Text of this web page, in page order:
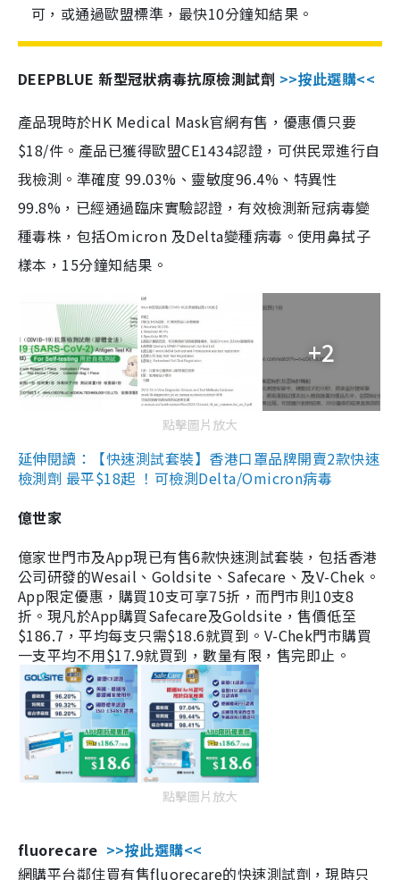
可，或通過歐盟標準，最快10分鐘知結果。
DEEPBLUE 新型冠狀病毒抗原檢測試劑 >>按此選購<<
產品現時於HK Medical Mask官網有售，優惠價只要
$18/件。產品已獲得歐盟CE1434認證，可供民眾進行自
我檢測。準確度 99.03%、靈敏度96.4%、特異性
99.8%，已經通過臨床實驗認證，有效檢測新冠病毒變
種毒株，包括Omicron 及Delta變種病毒。使用鼻拭子
樣本，15分鐘知結果。
+2
點擊圖片放大
延伸閱讀：【快速測試套裝】香港口罩品牌開賣2款快速
檢測劑 最平$18起 ！可檢測Delta/Omicron病毒
億世家
億家世門市及App現已有售6款快速測試套裝，包括香港
公司研發的Wesail、Goldsite、Safecare、及V-Chek。
App限定優惠，購買10支可享75折，而門市則10支8
折。現凡於App購買Safecare及Goldsite，售價低至
$186.7，平均每支只需$18.6就買到。V-Chek門市購買
一支平均不用$17.9就買到，數量有限，售完即止。
點擊圖片放大
fluorecare >>按此選購<<
網購平台鄰住買有售fluorecare的快速測試劑，現時只